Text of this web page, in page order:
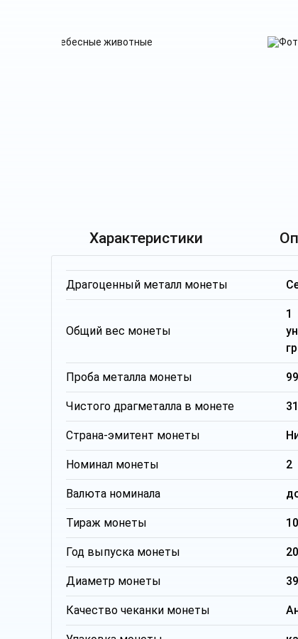
Характеристики
Драгоценный металл монеты
Общий вес монеты
1
Проба металла монеты
Чистого драгметалла в монете
Страна-эмитент монеты
Номинал монеты 2
Валюта номинала
Тираж монеты
Год выпуска монеты
Диаметр монеты
Качество чеканки монеты